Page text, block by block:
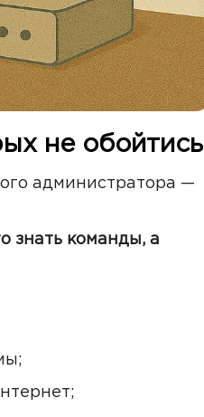
не обойтись
администратора —
знать команды, а